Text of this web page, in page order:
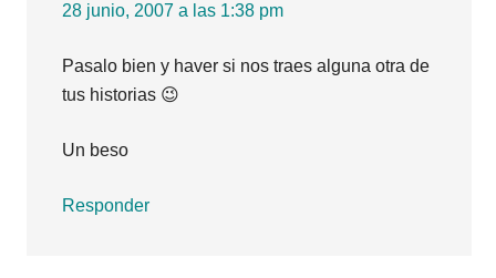
28 junio, 2007 a las 1:38 pm
Pasalo bien y haver si nos traes alguna otra de
tus historias 😉
Un beso
Responder